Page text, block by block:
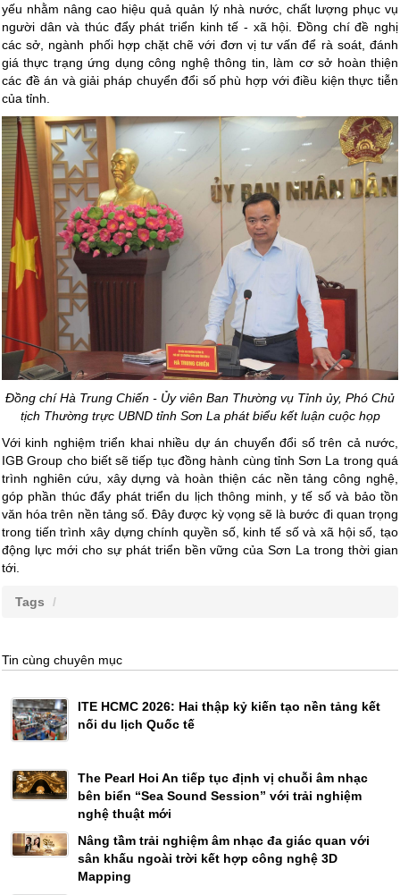
yếu nhằm nâng cao hiệu quả quản lý nhà nước, chất lượng phục vụ
người dân và thúc đẩy phát triển kinh tế - xã hội. Đồng chí đề nghị
các sở, ngành phối hợp chặt chẽ với đơn vị tư vấn để rà soát, đánh
giá thực trạng ứng dụng công nghệ thông tin, làm cơ sở hoàn thiện
các đề án và giải pháp chuyển đổi số phù hợp với điều kiện thực tiễn
của tỉnh.
Đồng chí Hà Trung Chiến - Ủy viên Ban Thường vụ Tỉnh ủy, Phó Chủ
tịch Thường trực UBND tỉnh Sơn La phát biểu kết luận cuộc họp
Với kinh nghiệm triển khai nhiều dự án chuyển đổi số trên cả nước,
IGB Group cho biết sẽ tiếp tục đồng hành cùng tỉnh Sơn La trong quá
trình nghiên cứu, xây dựng và hoàn thiện các nền tảng công nghệ,
góp phần thúc đẩy phát triển du lịch thông minh, y tế số và bảo tồn
văn hóa trên nền tảng số. Đây được kỳ vọng sẽ là bước đi quan trọng
trong tiến trình xây dựng chính quyền số, kinh tế số và xã hội số, tạo
động lực mới cho sự phát triển bền vững của Sơn La trong thời gian
tới.
Tags
Tin cùng chuyên mục
ITE HCMC 2026: Hai thập kỷ kiến tạo nền tảng kết
nối du lịch Quốc tế
The Pearl Hoi An tiếp tục định vị chuỗi âm nhạc
bên biển “Sea Sound Session” với trải nghiệm
nghệ thuật mới
Nâng tầm trải nghiệm âm nhạc đa giác quan với
sân khấu ngoài trời kết hợp công nghệ 3D
Mapping